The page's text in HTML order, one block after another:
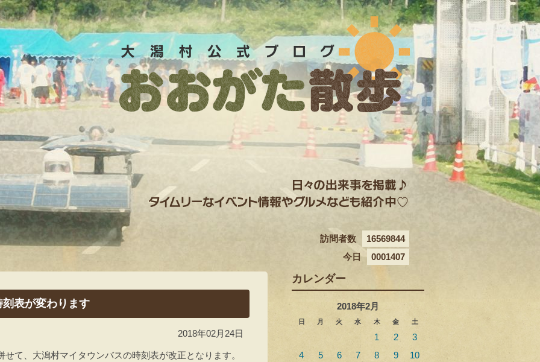
訪問者数
16569844
今日
0001407
表が変わります
2018年02月24日
せて、大潟村マイタウンバスの時刻表が改正となります。
カレンダー
2018年2月
日 月 火 水 木 金 土
1 2
3
4
5 6 7 8 9
10